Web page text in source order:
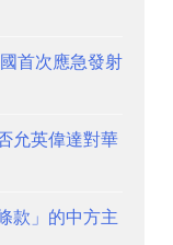
首次應急發射
允英偉達對華
款」的中方主